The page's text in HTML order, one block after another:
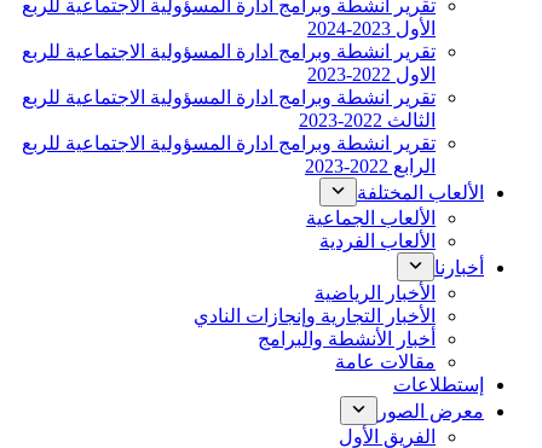
تقرير انشطة وبرامج ادارة المسؤولية الاجتماعية للربع
الأول 2023-2024
تقرير انشطة وبرامج ادارة المسؤولية الاجتماعية للربع
الاول 2022-2023
تقرير انشطة وبرامج ادارة المسؤولية الاجتماعية للربع
الثالث 2022-2023
تقرير انشطة وبرامج ادارة المسؤولية الاجتماعية للربع
الرابع 2022-2023
الألعاب المختلفة
الألعاب الجماعية
الألعاب الفردية
أخبارنا
الأخبار الرياضية
الأخبار التجارية وإنجازات النادي
أخبار الأنشطة والبرامج
مقالات عامة
إستطلاعات
معرض الصور
الفريق الأول